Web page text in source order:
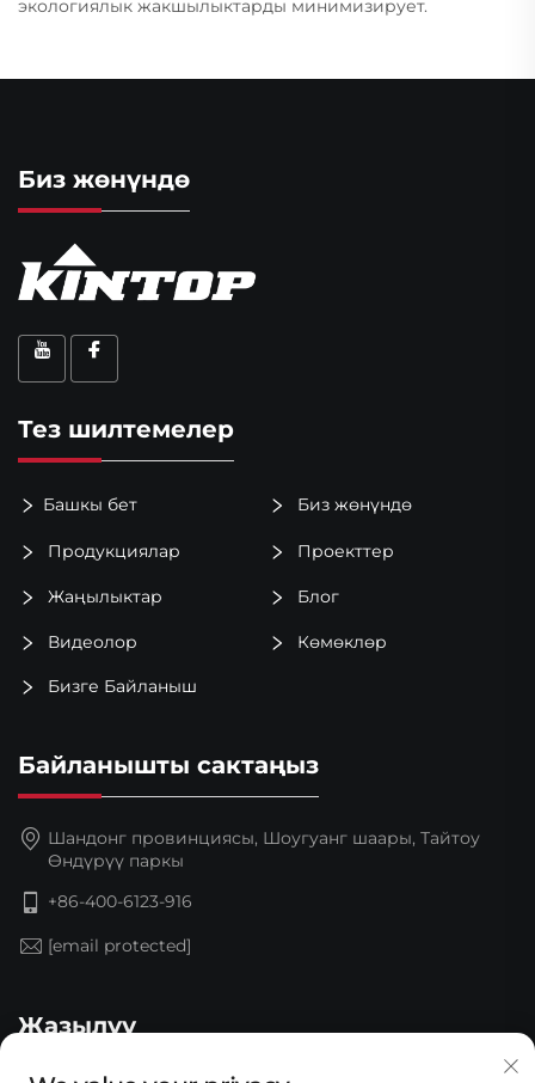
экологиялык жакшылыктарды минимизирует.
Биз жөнүндө
Тез шилтемелер
Башкы бет Биз жөнүндө
Продукциялар Проекттер
Жаңылыктар Блог
Видеолор Көмөклөр
Бизге Байланыш
Байланышты сактаңыз
Шандонг провинциясы, Шоугуанг шаары, Тайтоу
Өндүрүү паркы
+86-400-6123-916
[email protected]
Жазылуу